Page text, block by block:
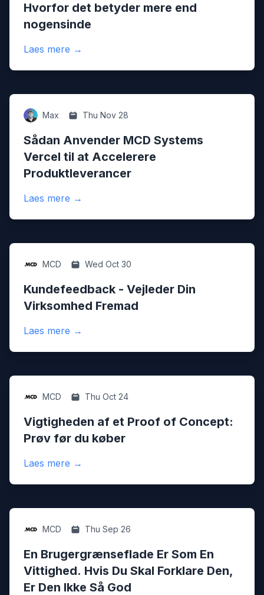
Hvorfor det betyder mere end
nogensinde
Laes mere Forståelse af databeskyttelse: Hvorfor
→
DigitalMax Thu Nov 28
Sådan Anvender MCD Systems
Vercel til at Accelerere
Produktleverancer
Laes mere Sådan Anvender MCD Systems Vercel
→
DigitalMCD Wed Oct 30
Kundefeedback - Vejleder Din
Virksomhed Fremad
Laes mere Kundefeedback - Vejleder Din
→
DigitalMCD Thu Oct 24
Vigtigheden af et Proof of Concept:
Prøv før du køber
Laes mere Vigtigheden af et Proof of Concept: Prøv
→
DigitalMCD Thu Sep 26
En Brugergrænseflade Er Som En
Vittighed. Hvis Du Skal Forklare Den,
Er Den Ikke Så God